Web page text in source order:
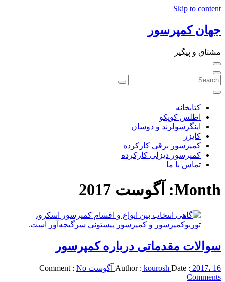
Skip to content
جهان کمپرسور
مشتاق و پیگیر
کتابخانه
اطلس کوپکو
اینگرسولرند و دوسان
کایزر
کمپرسور برقی کارکرده
کمپرسور دیزلی کارکرده
تماس با ما
Month: آگوست 2017
سوالات مقدماتی درباره کمپرسور
Author : kourosh Date : 2017، 16 آگوست Comment : No
Comments